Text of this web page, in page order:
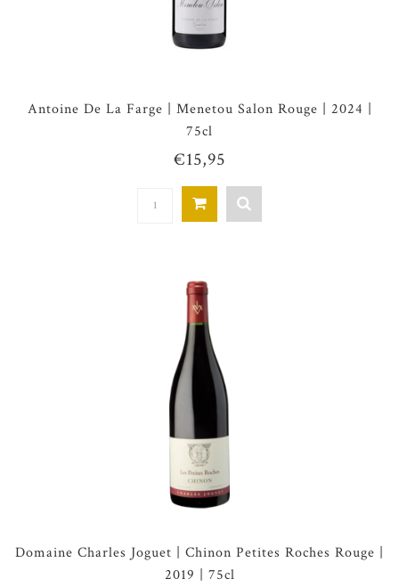
Antoine De La Farge | Menetou Salon Rouge | 2024 |
75cl
€15,95
Domaine Charles Joguet | Chinon Petites Roches Rouge |
2019 | 75cl